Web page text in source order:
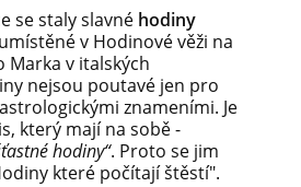
se staly slavné hodiny
umístěné v Hodinové věži na
Marka v italských
nejsou poutavé jen pro
znameními. Je
který mají na sobě -
hodiny“. Proto se jim
které počítají štěstí".